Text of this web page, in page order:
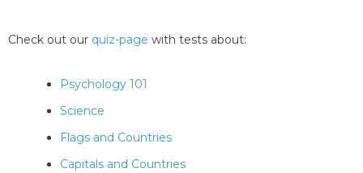
Check out our quiz-page with tests about:
Psychology 101
Science
Flags and Countries
Capitals and Countries